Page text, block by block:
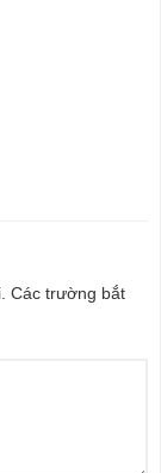
Các trường bắt